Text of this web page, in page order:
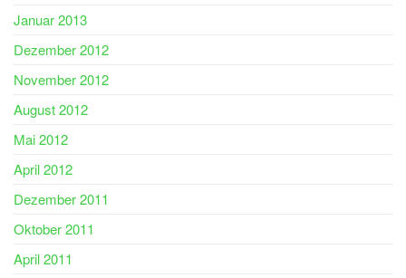
Januar 2013
Dezember 2012
November 2012
August 2012
Mai 2012
April 2012
Dezember 2011
Oktober 2011
April 2011